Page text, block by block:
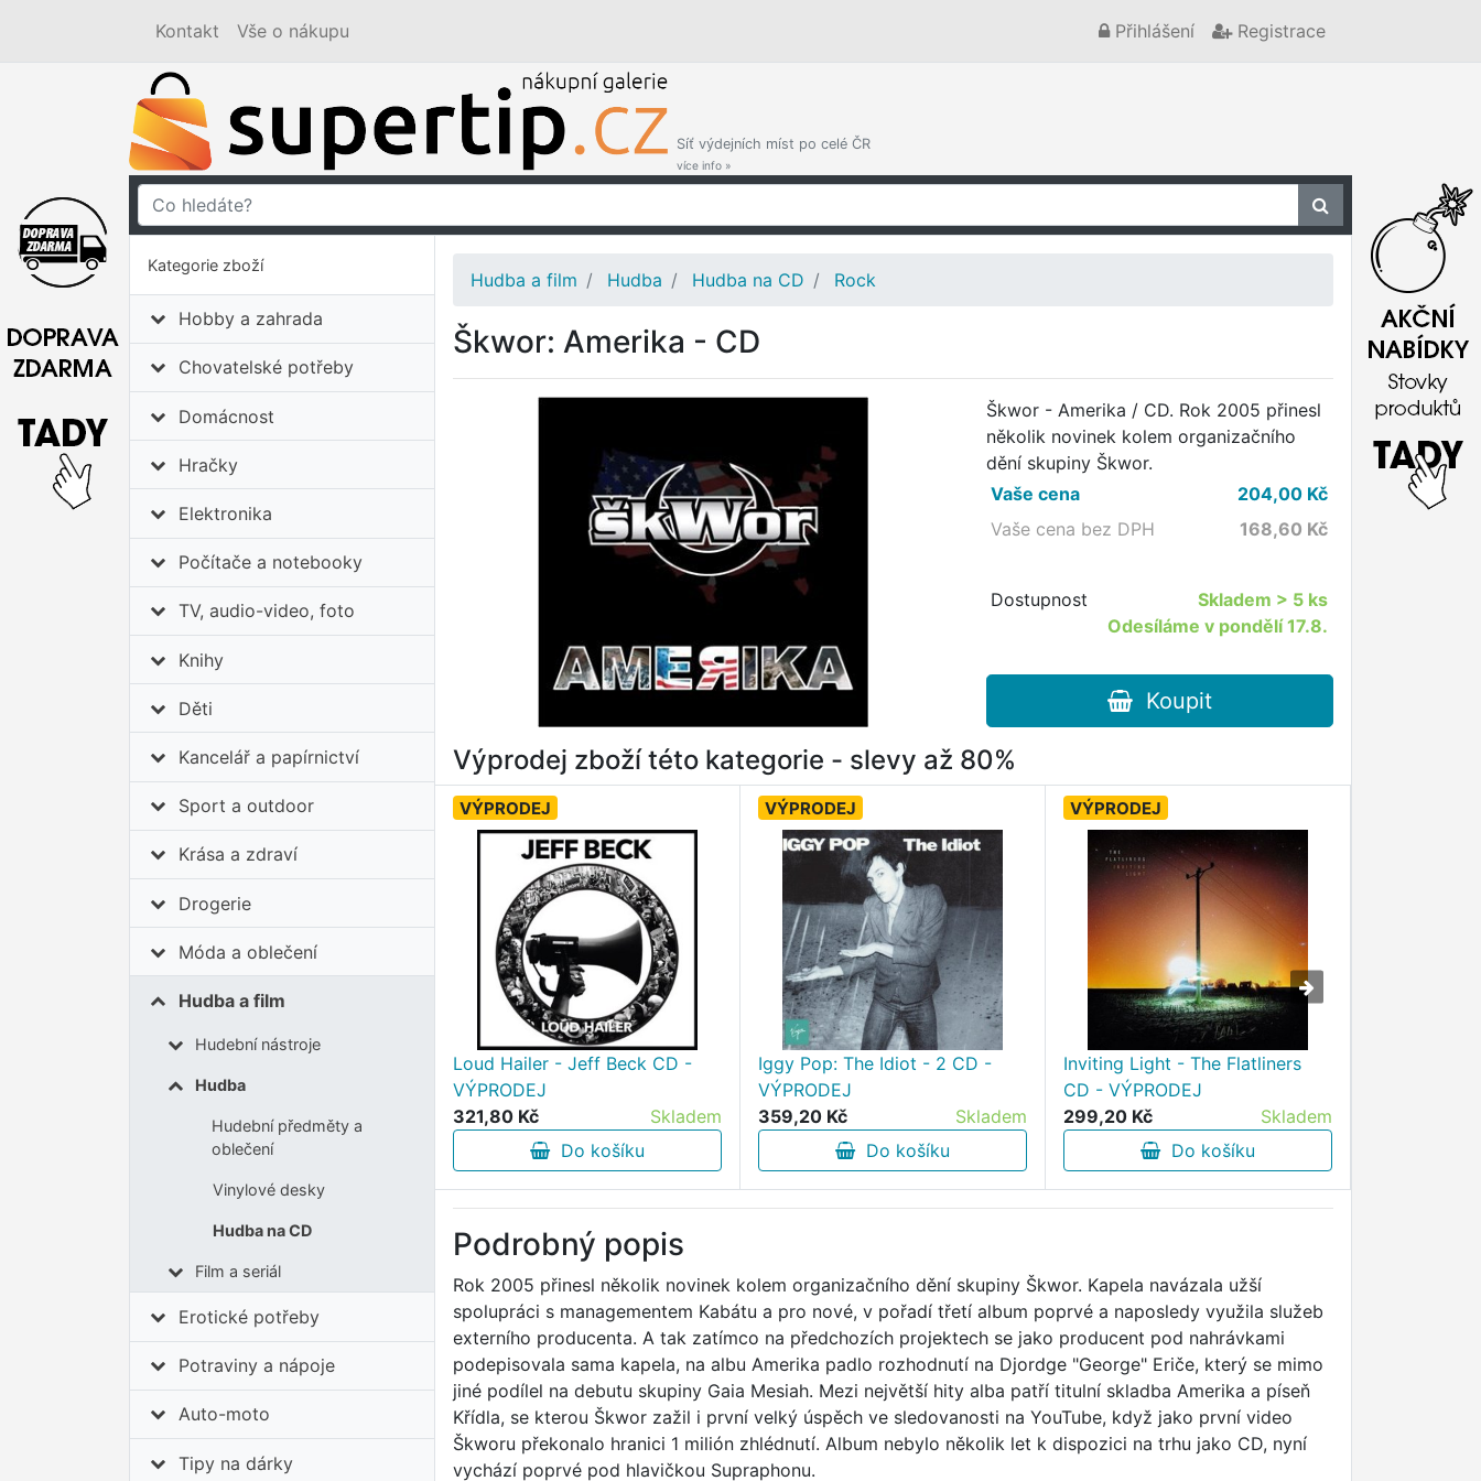
Kontakt Vše o nákupu Přihlášení Registrace
Síť výdejních míst po celé ČR
více info »
Kategorie zboží
Hobby a zahrada
Chovatelské potřeby
Domácnost
Hračky
Elektronika
Počítače a notebooky
TV, audio-video, foto
Knihy
Děti
Kancelář a papírnictví
Sport a outdoor
Krása a zdraví
Drogerie
Móda a oblečení
Hudba a film
Hudební nástroje
Hudba
Hudební předměty a
oblečení
Vinylové desky
Hudba na CD
Film a seriál
Erotické potřeby
Potraviny a nápoje
Auto-moto
Tipy na dárky
Hudba a film Hudba Hudba na CD Rock
Škwor: Amerika - CD
Škwor - Amerika / CD. Rok 2005 přinesl
několik novinek kolem organizačního
dění skupiny Škwor.
Vaše cena
204,00Kč
Vaše cena bez DPH
168,60 Kč
Dostupnost Skladem > 5 ks
Odesíláme v pondělí 17.8.
Koupit
Výprodej zboží této kategorie - slevy až 80%
VÝPRODEJ
Loud Hailer - Jeff Beck CD -
VÝPRODEJ
321,80 Kč
Skladem
Do košíku
VÝPRODEJ
Iggy Pop: The Idiot - 2 CD -
VÝPRODEJ
359,20 Kč
Skladem
Do košíku
VÝPRODEJ
Inviting Light - The Flatliners
CD - VÝPRODEJ
299,20 Kč
Skladem
Do košíku
Podrobný popis
Rok 2005 přinesl několik novinek kolem organizačního dění skupiny Škwor. Kapela navázala užší
spolupráci s managementem Kabátu a pro nové, v pořadí třetí album poprvé a naposledy využila služeb
externího producenta. A tak zatímco na předchozích projektech se jako producent pod nahrávkami
podepisovala sama kapela, na albu Amerika padlo rozhodnutí na Djordge "George" Eriče, který se mimo
jiné podílel na debutu skupiny Gaia Mesiah. Mezi největší hity alba patří titulní skladba Amerika a píseň
Křídla, se kterou Škwor zažil i první velký úspěch ve sledovanosti na YouTube, když jako první video
Škworu překonalo hranici 1 milión zhlédnutí. Album nebylo několik let k dispozici na trhu jako CD, nyní
vychází poprvé pod hlavičkou Supraphonu.